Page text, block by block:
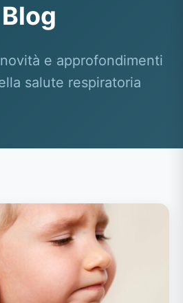
Blog
e approfondimenti
salute respiratoria